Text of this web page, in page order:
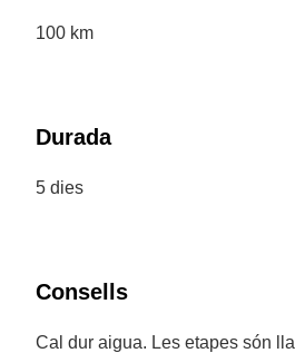
100 km
Durada
5 dies
Consells
Cal dur aigua. Les etapes són